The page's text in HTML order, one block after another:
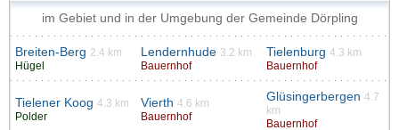
im Gebiet und in der Umgebung der Gemeinde Dörpling
Breiten-Berg 2.4 km
Hügel
Lendernhude 3.2 km
Bauernhof
Tielenburg 4.3 km
Bauernhof
Tielener Koog 4.3 km
Polder
Vierth 4.6 km
Bauernhof
Glüsingerbergen 4.7
km
Bauernhof